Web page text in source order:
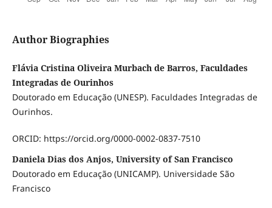
Author Biographies
Flávia Cristina Oliveira Murbach de Barros, Faculdades
Integradas de Ourinhos
Doutorado em Educação (UNESP). Faculdades Integradas de
Ourinhos.
ORCID: https://orcid.org/0000-0002-0837-7510
Daniela Dias dos Anjos, University of San Francisco
Doutorado em Educação (UNICAMP). Universidade São
Francisco